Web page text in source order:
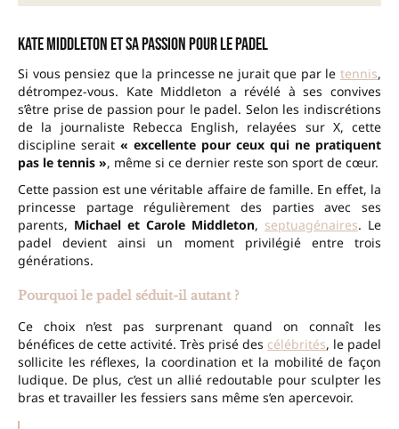
Kate Middleton et sa passion pour le padel
Si vous pensiez que la princesse ne jurait que par le tennis,
détrompez-vous. Kate Middleton a révélé à ses convives
s’être prise de passion pour le padel. Selon les indiscrétions
de la journaliste Rebecca English, relayées sur X, cette
discipline serait « excellente pour ceux qui ne pratiquent
pas le tennis », même si ce dernier reste son sport de cœur.
Cette passion est une véritable affaire de famille. En effet, la
princesse partage régulièrement des parties avec ses
parents, Michael et Carole Middleton, septuagénaires. Le
padel devient ainsi un moment privilégié entre trois
générations.
Pourquoi le padel séduit-il autant ?
Ce choix n’est pas surprenant quand on connaît les
bénéfices de cette activité. Très prisé des célébrités, le padel
sollicite les réflexes, la coordination et la mobilité de façon
ludique. De plus, c’est un allié redoutable pour sculpter les
bras et travailler les fessiers sans même s’en apercevoir.